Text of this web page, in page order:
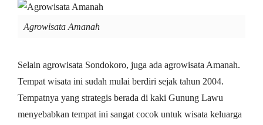
Agrowisata Amanah
Selain agrowisata Sondokoro, juga ada agrowisata Amanah.
Tempat wisata ini sudah mulai berdiri sejak tahun 2004.
Tempatnya yang strategis berada di kaki Gunung Lawu
menyebabkan tempat ini sangat cocok untuk wisata keluarga